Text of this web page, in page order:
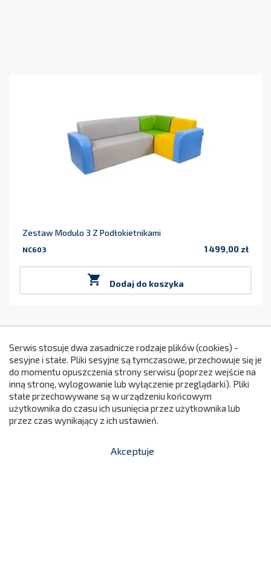

Zestaw Modulo 3 Z Podłokietnikami
NC603 1 499,00 zł
 Dodaj do koszyka
Serwis stosuje dwa zasadnicze rodzaje plików (cookies) -
sesyjne i stałe. Pliki sesyjne są tymczasowe, przechowuje się je
do momentu opuszczenia strony serwisu (poprzez wejście na
inną stronę, wylogowanie lub wyłączenie przeglądarki). Pliki
stałe przechowywane są w urządzeniu końcowym
użytkownika do czasu ich usunięcia przez użytkownika lub
przez czas wynikający z ich ustawień.
Akceptuje